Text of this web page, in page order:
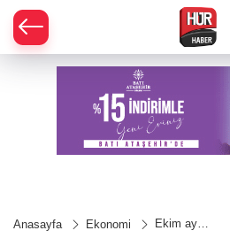
Anasayfa Ekonomi
Ekim ayı